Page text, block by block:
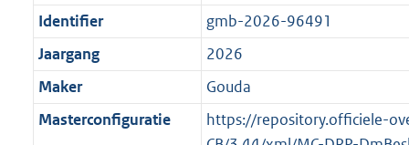
b
Identifier
gmb-2026-96491
Jaargang
2026
Maker
Gouda
Masterconfiguratie
https://repository.officiele-